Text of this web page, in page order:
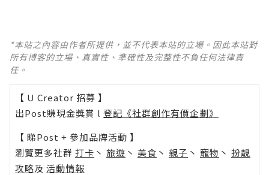
*本站之內容由作者所提供，並不代表本站的立場。因此本站對
所有博客的立場、真實性、準確性及完整性不負任何法律責
任。
【 U Creator 招募 】
出Post賺現金獎賞 l 登記《社群創作有價企劃》
【 睇Post + 參加品牌活動 】
瀏覽更多社群 打卡 丶 旅遊 丶 美食 丶 親子 丶 寵物 丶 扮靚
攻略及 活動情報